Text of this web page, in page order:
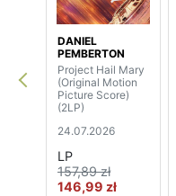
DANIEL
PEMBERTON
Project Hail Mary
(Original Motion
Picture Score)
(2LP)
24.07.2026
LP
157,89 zł
146,99 zł